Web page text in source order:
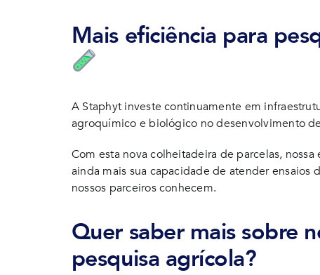
Mais eficiência para
A Staphyt investe continuamente em
agroquímico e biológico no desenvolvimento
Com esta nova colheitadeira de parcelas,
ainda mais sua capacidade de atender
nossos parceiros conhecem.
Quer saber mais sobre
pesquisa agrícola?